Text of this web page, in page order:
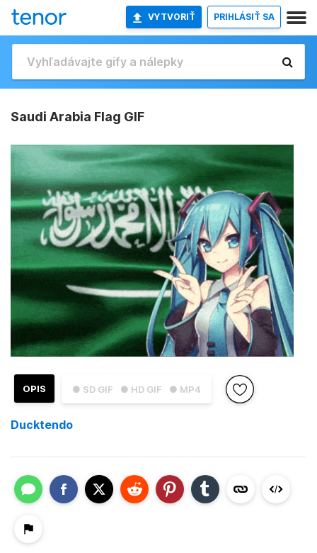
VYTVORIŤ PRIHLÁSIŤ SA
Saudi Arabia Flag GIF
● SD GIF ● HD GIF ● MP4
OPIS
Ducktendo